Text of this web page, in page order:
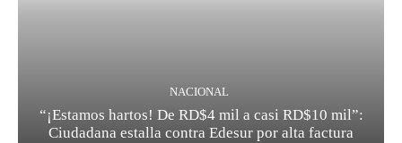
NACIONAL
“¡Estamos hartos! De RD$4 mil a casi RD$10 mil”:
Ciudadana estalla contra Edesur por alta factura